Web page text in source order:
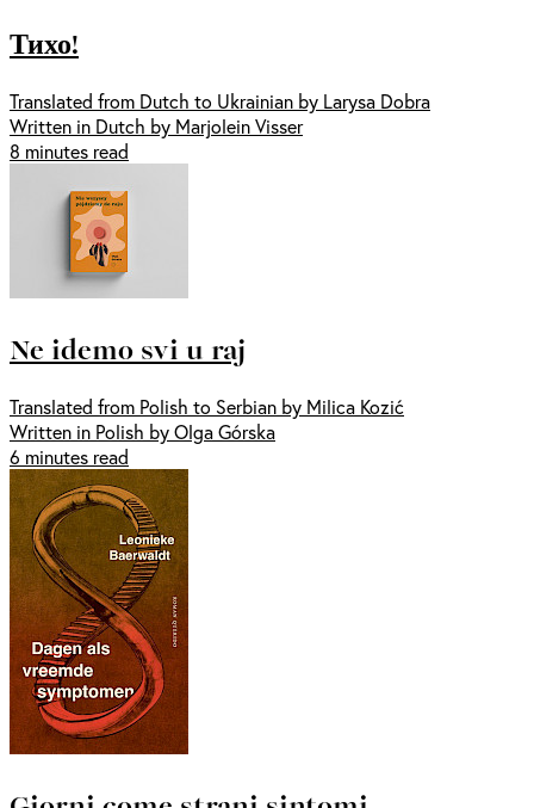
Тихо!
Translated from Dutch to Ukrainian by Larysa Dobra
Written in Dutch by Marjolein Visser
8 minutes read
Ne idemo svi u raj
Translated from Polish to Serbian by Milica Kozić
Written in Polish by Olga Górska
6 minutes read